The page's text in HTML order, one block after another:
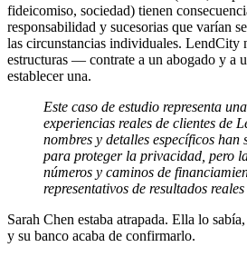
fideicomiso, sociedad) tienen
responsabilidad y sucesorias que varían
las circunstancias individuales. LendCity
estructuras — contrate a un abogado y a
establecer una.
Este caso de estudio representa
experiencias reales de clientes de
nombres y detalles específicos han
para proteger la privacidad, pero
números y caminos de
representativos de resultados
Sarah Chen estaba atrapada. Ella lo
y su banco acaba de confirmarlo.